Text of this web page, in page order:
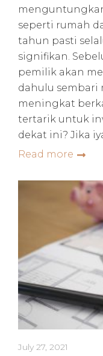
seperti rumah
tahun pasti
signifikan.
pemilik akan
dahulu sembari
meningkat
tertarik untuk
dekat ini? Jika
Read more
July 27, 2021